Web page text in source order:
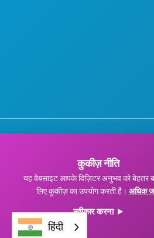
हमारे कॉर्पोरेट
कुकीज़ नीति
यह वेबसाइट आपके विज़िटर अनुभव को बेहतर
लिए कुकीज़ का उपयोग करती है। अधिक
स्वीकार करना
हिंदी